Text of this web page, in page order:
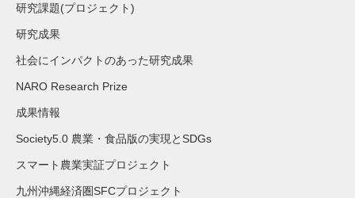
研究課題(プロジェクト)
研究成果
社会にインパクトのあった研究成果
NARO Research Prize
成果情報
Society5.0 農業・食品版の実現とSDGs
スマート農業実証プロジェクト
九州沖縄経済圏SFCプロジェクト